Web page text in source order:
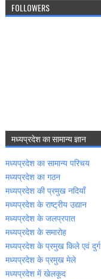
FOLLOWERS
मध्‍यप्रदेश का सामान्‍य ज्ञान
मध्‍यप्रदेश का सामान्‍य परिचय
मध्‍यप्रदेश का गठन
मध्‍यप्रदेश की प्रमुख नदियॉं
मध्‍यप्रदेश के राष्‍ट्रीय उद्यान
मध्‍यप्रदेश के जलप्रपात
मध्‍यप्रदेश के समारोह
मध्‍यप्रदेश के प्रमुख किले एवं दुर्ग
मध्‍यप्रदेश के प्रमुख मेले
मध्‍यप्रदेश में खेलकूद